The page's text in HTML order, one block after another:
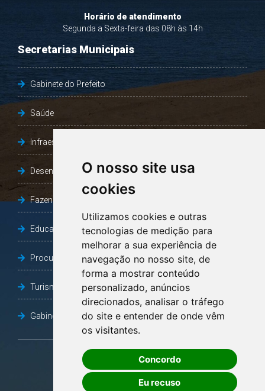
O nosso site usa
cookies
Utilizamos cookies e outras
tecnologias de medição para
melhorar a sua experiência de
navegação no nosso site, de
forma a mostrar conteúdo
personalizado, anúncios
direcionados, analisar o tráfego
do site e entender de onde vêm
os visitantes.
Concordo
Eu recuso
Horário de atendimento
Segunda a Sexta-feira das 08h às 14h
Secretarias Municipais
Gabinete do Prefeito
Saúde
Infraestrutura, Agricultura e Meio Ambiente
Desenvolvimento Social
Fazenda e Desenvolvimento Econômico
Educação
Procuradoria Geral do Município
Turismo, Desporto e Cultura
Gabinete Vice-Prefeito
OUVIDORIA